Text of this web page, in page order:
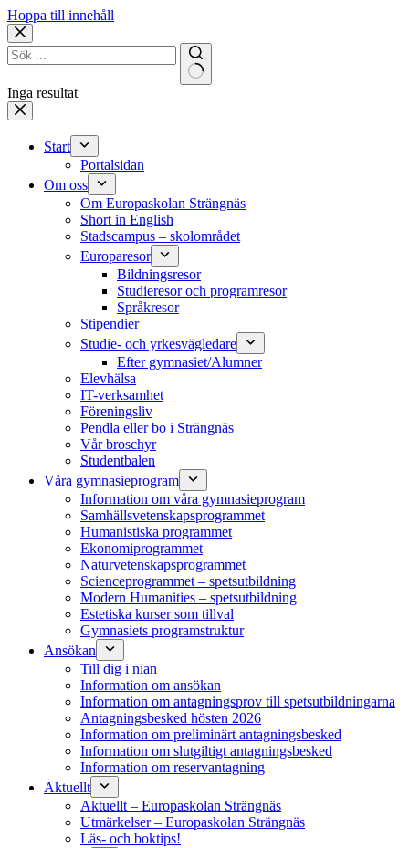
Hoppa till innehåll
Inga resultat
Start
Portalsidan
Om oss
Om Europaskolan Strängnäs
Short in English
Stadscampus – skolområdet
Europaresor
Bildningsresor
Studieresor och programresor
Språkresor
Stipendier
Studie- och yrkesvägledare
Efter gymnasiet/Alumner
Elevhälsa
IT-verksamhet
Föreningsliv
Pendla eller bo i Strängnäs
Vår broschyr
Studentbalen
Våra gymnasieprogram
Information om våra gymnasieprogram
Samhällsvetenskapsprogrammet
Humanistiska programmet
Ekonomiprogrammet
Naturvetenskapsprogrammet
Scienceprogrammet – spetsutbildning
Modern Humanities – spetsutbildning
Estetiska kurser som tillval
Gymnasiets programstruktur
Ansökan
Till dig i nian
Information om ansökan
Information om antagningsprov till spetsutbildningarna
Antagningsbesked hösten 2026
Information om preliminärt antagningsbesked
Information om slutgiltigt antagningsbesked
Information om reservantagning
Aktuellt
Aktuellt – Europaskolan Strängnäs
Utmärkelser – Europaskolan Strängnäs
Läs- och boktips!